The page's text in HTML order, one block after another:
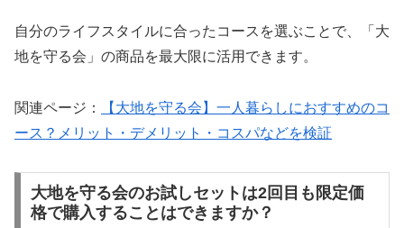
自分のライフスタイルに合ったコースを選ぶことで、「大
地を守る会」の商品を最大限に活用できます。
関連ページ：
【大地を守る会】一人暮らしにおすすめのコ
ース？メリット・デメリット・コスパなどを検証
大地を守る会のお試しセットは2回目も限定価
格で購入することはできますか？